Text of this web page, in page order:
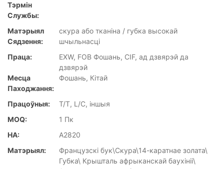
Тэрмін
Службы:
Матэрыял
Сядзення:
скура або тканіна / губка высокай
шчыльнасці
Праца:
EXW, FOB Фошань, CIF, ад дзвярэй да
дзвярэй
Месца
Паходжання:
Фошань, Кітай
Працоўныя:
T/T, L/C, іншыя
MOQ:
1 Пк
НА:
A2820
Матэрыял:
Французскі бук\Скура\14-каратнае золата\
Губка\ Крышталь афрыканскай баухініі\